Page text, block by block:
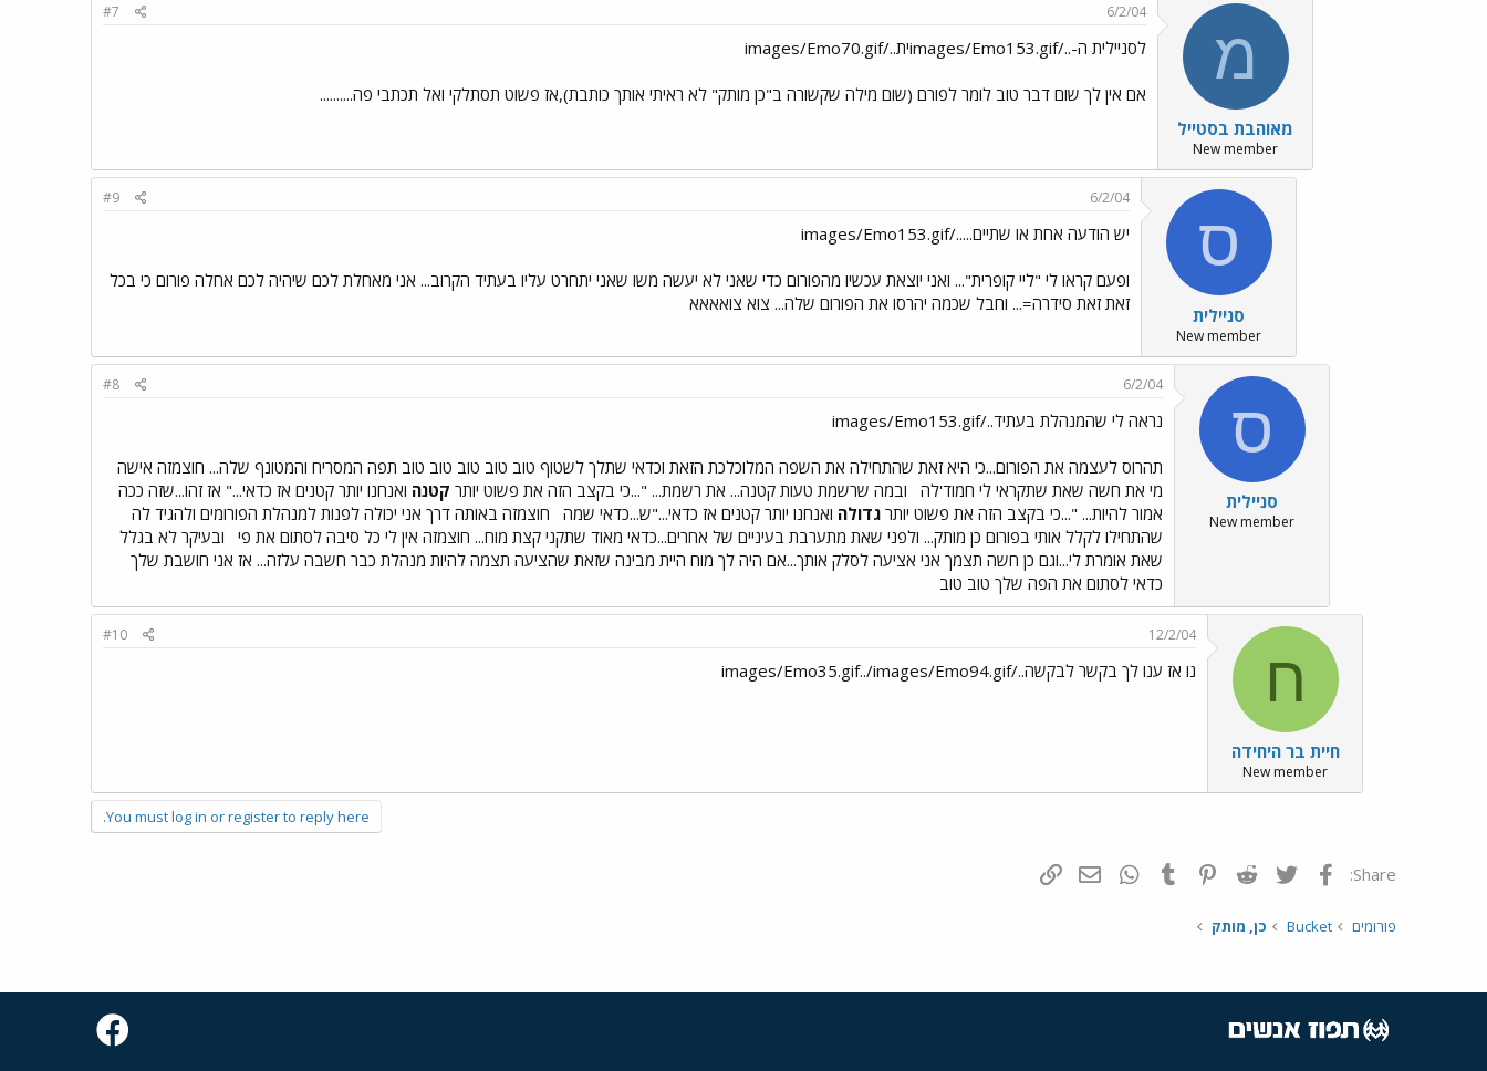
מ
מאוהבת בסטייל
New member
6/2/04
#7
לסניילית ה-../images/Emo153.gifית../images/Emo70.gif
אם אין לך שום דבר טוב לומר לפורם (שום מילה שקשורה ב"כן מותק" לא ראיתי אותך כותבת),אז פשוט תסתלקי ואל תכתבי פה..........
ס
סניילית
New member
6/2/04
#9
יש הודעה אחת או שתיים...../images/Emo153.gif
ופעם קראו לי "ליי קופרית"... ואני יוצאת עכשיו מהפורום כדי שאני לא יעשה משו שאני יתחרט עליו בעתיד הקרוב... אני מאחלת לכם שיהיה לכם אחלה פורום כי בכל
זאת זאת סידרה=... וחבל שכמה יהרסו את הפורום שלה... צוא צואאאא
ס
סניילית
New member
6/2/04
#8
נראה לי שהמנהלת בעתיד../images/Emo153.gif
תהרוס לעצמה את הפורום...כי היא זאת שהתחילה את השפה המלוכלכת הזאת וכדאי שתלך לשטוף טוב טוב טוב טוב טוב תפה המסריח והמטונף שלה... חוצמזה אישה
מי את חשה שאת שתקראי לי חמוד'לה
ובמה שרשמת טעות קטנה... את רשמת... "...כי בקצב הזה את פשוט יותר קטנה ואנחנו יותר קטנים אז כדאי..." אז זהו...שזה ככה
אמור להיות... "...כי בקצב הזה את פשוט יותר גדולה ואנחנו יותר קטנים אז כדאי..."ש...כדאי שמה
חוצמזה באותה דרך אני יכולה לפנות למנהלת הפורומים ולהגיד לה
שהתחילו לקלל אותי בפורום כן מותק... ולפני שאת מתערבת בעיניים של אחרים...כדאי מאוד שתקני קצת מוח... חוצמזה אין לי כל סיבה לסתום את פי
ובעיקר לא בגלל
שאת אומרת לי...וגם כן חשה תצמך אני אציעה לסלק אותך...אם היה לך מוח היית מבינה שזאת שהציעה תצמה להיות מנהלת כבר חשבה עלזה... אז אני חושבת שלך
כדאי לסתום את הפה שלך טוב טוב
ח
חיית בר היחידה
New member
12/2/04
#10
נו אז ענו לך בקשר לבקשה../images/Emo35.gif../images/Emo94.gif
You must log in or register to reply here.
Share: פייסבוק Twitter
Reddit
Pinterest
Tumblr
WhatsAppדואר אלקטרוני
פורומים Bucket כן, מותק